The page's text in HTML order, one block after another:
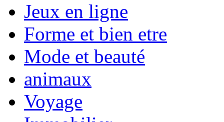
Jeux en ligne
Forme et bien etre
Mode et beauté
animaux
Voyage